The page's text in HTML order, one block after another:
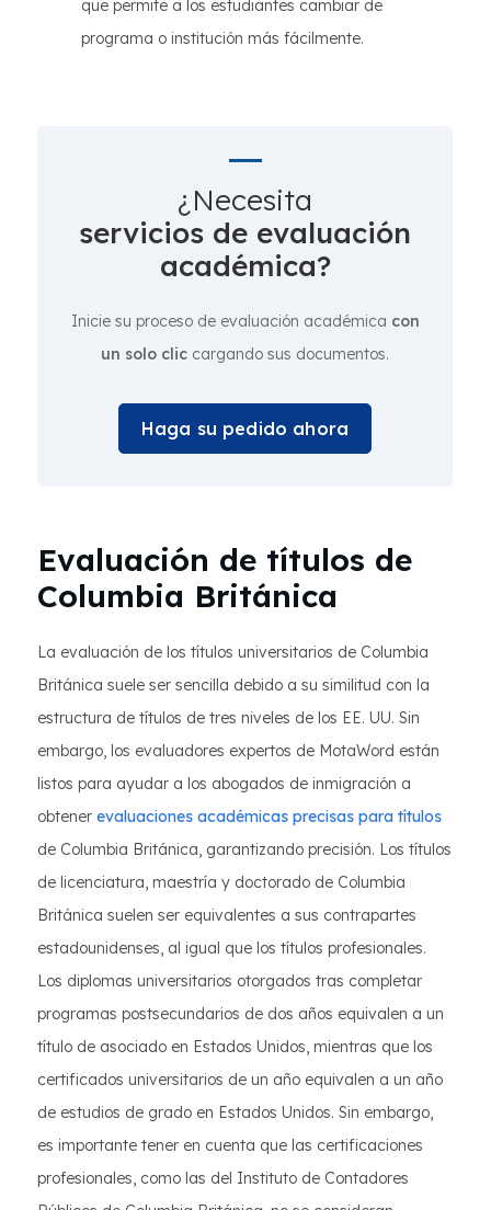
que permite a los estudiantes cambiar de
programa o institución más fácilmente.
¿Necesita
servicios de evaluación
académica?
Inicie su proceso de evaluación académica con
un solo clic cargando sus documentos.
Haga su pedido ahora
Evaluación de títulos de
Columbia Británica
La evaluación de los títulos universitarios de Columbia
Británica suele ser sencilla debido a su similitud con la
estructura de títulos de tres niveles de los EE. UU. Sin
embargo, los evaluadores expertos de MotaWord están
listos para ayudar a los abogados de inmigración a
obtener evaluaciones académicas precisas para títulos
de Columbia Británica, garantizando precisión. Los títulos
de licenciatura, maestría y doctorado de Columbia
Británica suelen ser equivalentes a sus contrapartes
estadounidenses, al igual que los títulos profesionales.
Los diplomas universitarios otorgados tras completar
programas postsecundarios de dos años equivalen a un
título de asociado en Estados Unidos, mientras que los
certificados universitarios de un año equivalen a un año
de estudios de grado en Estados Unidos. Sin embargo,
es importante tener en cuenta que las certificaciones
profesionales, como las del Instituto de Contadores